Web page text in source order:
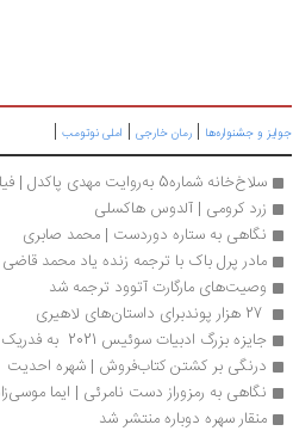
جوایز و جشنواره‌ها | رمان خارجی | املی نوتومب |
سلاخ‌خانه شماره5 به‌روایت مهدی پاکدل | فیلم
زرد کرومی | آلدوس هاکسلی
نگاهی به ستاره دوردست | محمد صابری
مادر پرل باک با ترجمه زنده یاد محمد قاضی
وصیت‌­های مارگارت آتوود ترجمه شد
جایزه بزرگ ادبیات سوئیس 2021  به فدریک پاژک رسید
درنگی بر کشتن کتاب‌فروش | شهره احدیت
نگاهی به رمزوراز دست نامرئی | ایما
منقار سهره دوباره منتشر شد